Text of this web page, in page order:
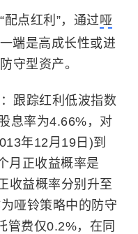
点红利”，通过哑
端是高成长性或进
守型资产。
跟踪红利低波指数
息率为4.66%，对
年12月19日)到
月正收益概率是
收益概率分别升至
哑铃策略中的防守
管费仅0.2%，在同